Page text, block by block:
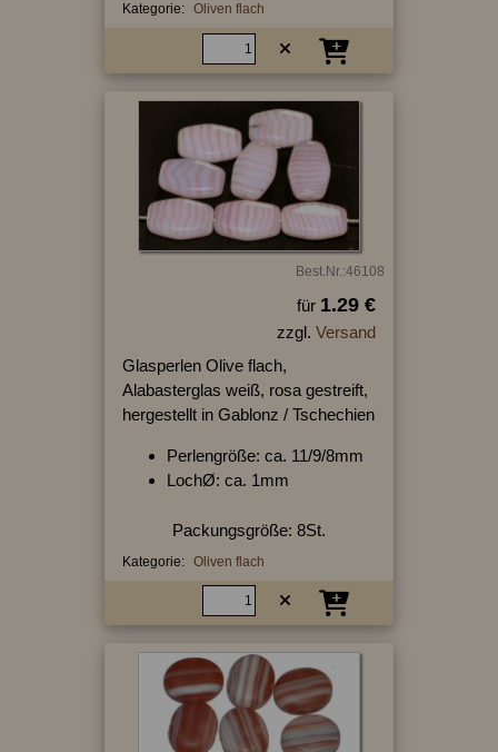
Kategorie: Oliven flach
Best.Nr.:46108
für 1.29 €
zzgl. Versand
Glasperlen Olive flach,
Alabasterglas weiß, rosa gestreift,
hergestellt in Gablonz / Tschechien
Perlengröße: ca. 11/9/8mm
LochØ: ca. 1mm
Packungsgröße: 8St.
Kategorie: Oliven flach